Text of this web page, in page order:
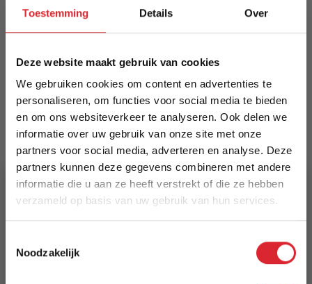
Toestemming Details Over
Deze website maakt gebruik van cookies
We gebruiken cookies om content en advertenties te
personaliseren, om functies voor social media te bieden
en om ons websiteverkeer te analyseren. Ook delen we
informatie over uw gebruik van onze site met onze
partners voor social media, adverteren en analyse. Deze
partners kunnen deze gegevens combineren met andere
informatie die u aan ze heeft verstrekt of die ze hebben
verzameld op basis van uw gebruik van hun services.
Noodzakelijk
bladen—bovenblad en opbergblad—creëren een
warme, industriële uitstraling. Duurzaam, uniek
Meer informatie
Merk
Dimehouse
EAN
8720239843880
€ 249,94